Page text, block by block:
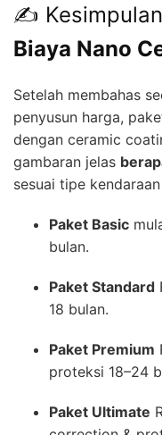
✍️ Kesimpulan
Biaya Nano
Setelah membahas
penyusun harga,
dengan ceramic
gambaran jelas
sesuai tipe
Paket Basic
bulan.
Paket Standard
18 bulan.
Paket Premium
proteksi 18–24
Paket Ultimate